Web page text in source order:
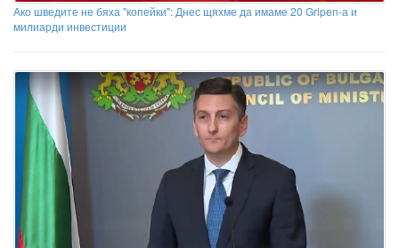
Ако шведите не бяха "копейки": Днес щяхме да имаме 20 Gripen-а и
милиарди инвестиции